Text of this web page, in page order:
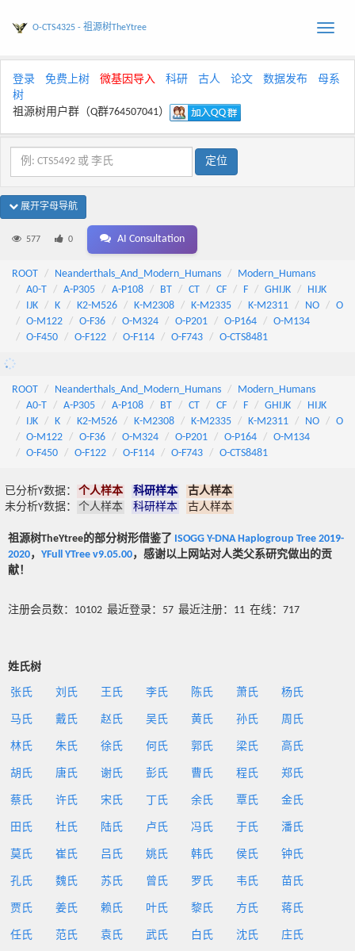
Toggle
O-CTS4325 - 祖源树TheYtree
登录 免费上树 微基因导入 科研 古人 论文 数据发布
母系
树
祖源树用户群（Q群764507041）
展开字母导航
577 0 AI Consultation
ROOT Neanderthals_And_Modern_Humans
Modern_Humans
A0-T
A-P305 A-P108 BT CT CF F GHIJK
HIJK
IJK
K K2-M526 K-M2308 K-M2335 K-M2311 NO
O
O-M122
O-F36 O-M324 O-P201 O-P164
O-M134
O-F450
O-F122 O-F114 O-F743 O-CTS8481
ROOT Neanderthals_And_Modern_Humans
Modern_Humans
A0-T
A-P305 A-P108 BT CT CF F GHIJK
HIJK
IJK
K K2-M526 K-M2308 K-M2335 K-M2311 NO
O
O-M122
O-F36 O-M324 O-P201 O-P164
O-M134
O-F450
O-F122 O-F114 O-F743 O-CTS8481
已分析Y数据： 个人样本 科研样本
古人样本
未分析Y数据：
个人样本 科研样本 古人样本
祖源树TheYtree的部分树形借鉴了 ISOGG Y-DNA Haplogroup Tree 2019-
2020， YFull YTree v9.05.00，感谢以上网站对人类父系研究做出的贡
献！
注册会员数：10102 最近登录：57 最近注册：11 在线：717
姓氏树
张氏 刘氏 王氏 李氏 陈氏 萧氏 杨氏
马氏 戴氏 赵氏 吴氏 黄氏 孙氏 周氏
林氏 朱氏 徐氏 何氏 郭氏 梁氏 高氏
胡氏 唐氏 谢氏 彭氏 曹氏 程氏 郑氏
蔡氏 许氏 宋氏 丁氏 余氏 覃氏 金氏
田氏 杜氏 陆氏 卢氏 冯氏 于氏 潘氏
莫氏 崔氏 吕氏 姚氏 韩氏 侯氏 钟氏
孔氏 魏氏 苏氏 曾氏 罗氏 韦氏 苗氏
贾氏 姜氏 赖氏 叶氏 黎氏 方氏 蒋氏
任氏 范氏 袁氏 武氏 白氏 沈氏 庄氏